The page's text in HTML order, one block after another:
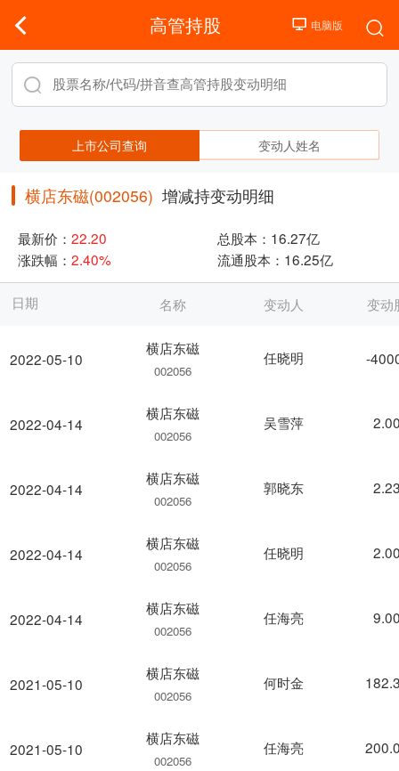
高管持股
上市公司查询 变动人姓名
横店东磁(002056) 增减持变动明细
最新价： 22.20 总股本： 16.27亿
涨跌幅： 2.40% 流通股本： 16.25亿
日期
2022-05-10
2022-04-14
2022-04-14
2022-04-14
2022-04-14
2021-05-10
2021-05-10
名称 变动人 变动
横店东磁
002056
任晓明 -
横店东磁
002056
吴雪萍
横店东磁
002056
郭晓东
横店东磁
002056
任晓明
横店东磁
002056
任海亮
横店东磁
002056
何时金
横店东磁
002056
任海亮